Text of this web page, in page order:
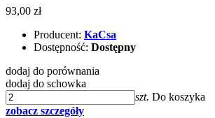
93,00 zł
Producent: KaCsa
Dostępność: Dostępny
dodaj do porównania
dodaj do schowka
szt. Do koszyka
zobacz szczegóły